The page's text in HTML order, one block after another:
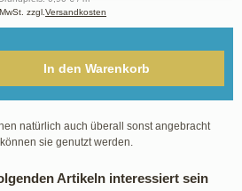
zzgl. Versandkosten
In den Warenkorb
natürlich auch überall sonst angebracht
sie genutzt werden.
Artikeln interessiert sein